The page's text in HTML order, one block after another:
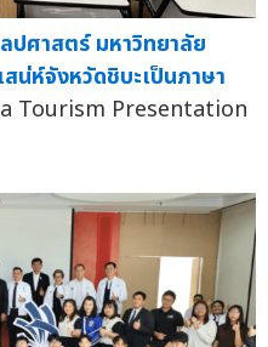
ปศาสตร์ มหาวิทยาลัย
น่ห์จังหวัดชิบะเป็นภาษา
Tourism Presentation